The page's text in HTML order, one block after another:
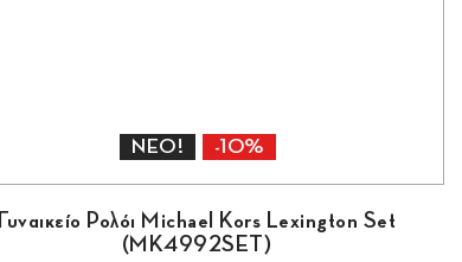
ΝΕΟ! -10%
Γυναικείο Ρολόι Michael Kors Lexington Set
(MK4992SET)